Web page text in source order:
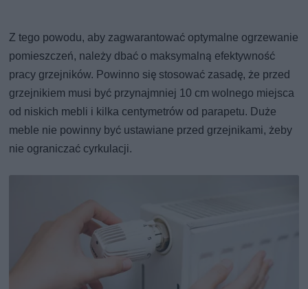
Z tego powodu, aby zagwarantować optymalne ogrzewanie
pomieszczeń, należy dbać o maksymalną efektywność
pracy grzejników. Powinno się stosować zasadę, że przed
grzejnikiem musi być przynajmniej 10 cm wolnego miejsca
od niskich mebli i kilka centymetrów od parapetu. Duże
meble nie powinny być ustawiane przed grzejnikami, żeby
nie ograniczać cyrkulacji.